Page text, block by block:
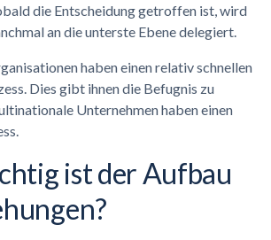
die Entscheidung getroffen ist, wird
an die unterste Ebene delegiert.
haben einen relativ schnellen
Dies gibt ihnen die Befugnis zu
Unternehmen haben einen
ist der Aufbau